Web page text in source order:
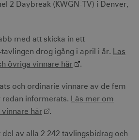
2 Daybreak (KWGN-TV) i Denver,
med att skicka in ett
drog igång i april i år. Läs
övriga vinnare här
.
och ordinarie vinnare av de fem
redan informerats. Läs mer om
här
.
av alla 2 242 tävlingsbidrag och